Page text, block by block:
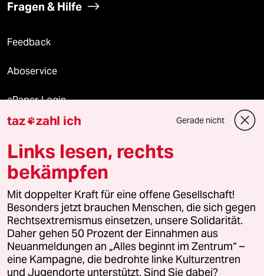
Fragen & Hilfe
Feedback
Aboservice
ePaper Login
Downloads für Abonnierende
© 2026 taz Verlags und Vertriebs GmbH
Alle Rechte vorbehalten. Bei rechtlichen Fragen oder für Genehmigungen
wenden Sie sich bitte an
lizenzen@taz.de
Feedback Redaktionsstatut Kommune-Richtlinien
Leitlinie Informant Datenschutz Impressum AGB
taz zahl ich Gerade nicht
Links lesen, rechts
bekämpfen
Mit doppelter Kraft für eine offene Gesellschaft!
Besonders jetzt brauchen Menschen, die sich gegen
Rechtsextremismus einsetzen, unsere Solidarität.
Daher gehen 50 Prozent der Einnahmen aus
Neuanmeldungen an „Alles beginnt im Zentrum“ –
eine Kampagne, die bedrohte linke Kulturzentren
und Jugendorte unterstützt. Sind Sie dabei?